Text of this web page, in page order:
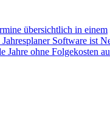
übersichtlich in einem
Software ist
Jahre ohne Folgekosten